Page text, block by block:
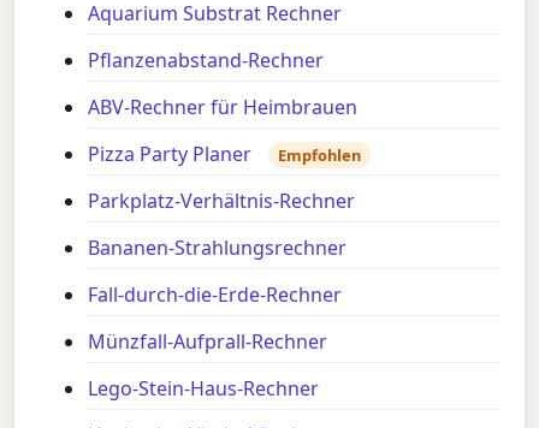
Aquarium Substrat Rechner
Pflanzenabstand-Rechner
ABV-Rechner für Heimbrauen
Pizza Party Planer
Empfohlen
Parkplatz-Verhältnis-Rechner
Bananen-Strahlungsrechner
Fall-durch-die-Erde-Rechner
Münzfall-Aufprall-Rechner
Lego-Stein-Haus-Rechner